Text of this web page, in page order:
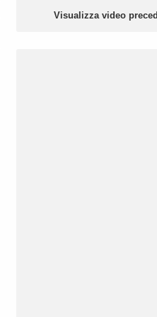
Visualizza video